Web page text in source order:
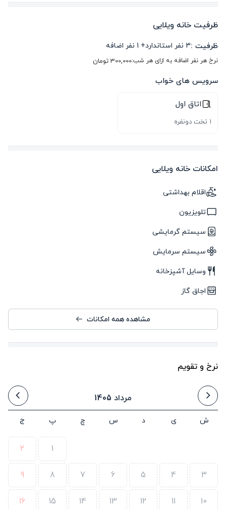
ظرفیت خانه ویلایی
ظرفیت :3 نفر استاندارد+
1 نفر اضافه
نرخ هر نفر اضافه به ازای هر شب:300,000تومان
سرویس های خواب
اتاق اول
1 تخت دونفره
امکانات خانه ویلایی
اقلام بهداشتی
تلویزیون
سیستم گرمایشی
سیستم سرمایش
وسایل آشپزخانه
اجاق گاز
مشاهده همه امکانات
نرخ و تقویم
مرداد 1405
ش ی د س چ پ ج
1
2
3
4
5
6
7
8
9
10
11
12
13
14
15
16